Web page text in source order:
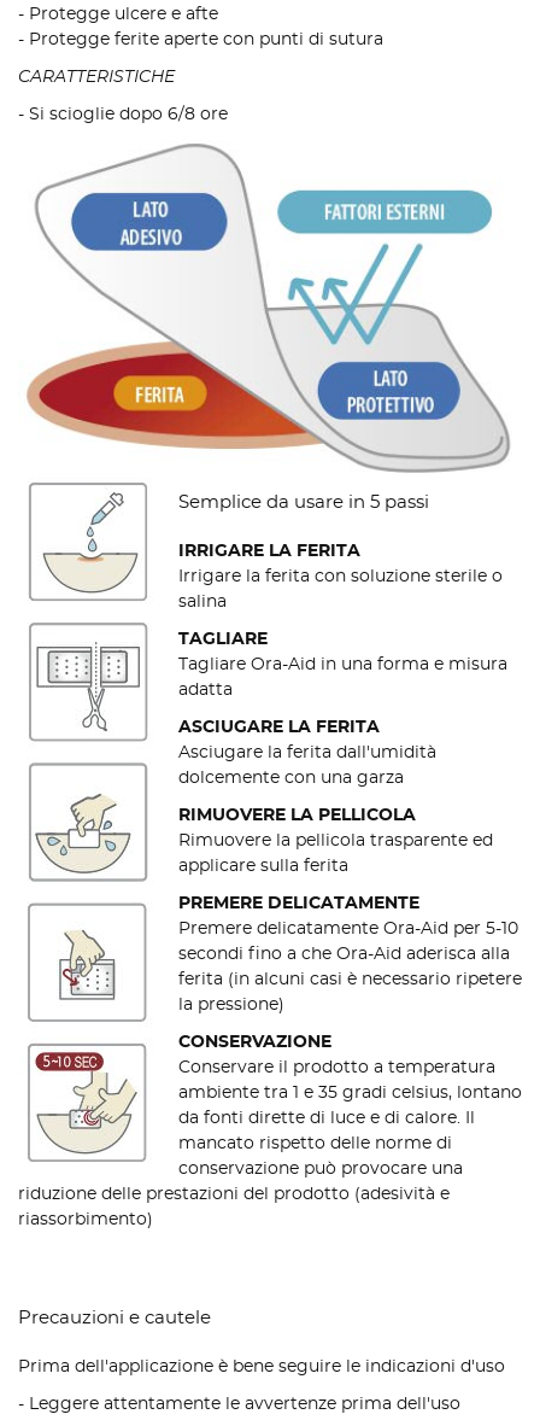
- Protegge ulcere e afte
- Protegge ferite aperte con punti di sutura
CARATTERISTICHE
- Si scioglie dopo 6/8 ore
Semplice da usare in 5 passi
IRRIGARE LA FERITA
Irrigare la ferita con soluzione sterile o
salina
TAGLIARE
Tagliare Ora-Aid in una forma e misura
adatta
ASCIUGARE LA FERITA
Asciugare la ferita dall'umidità
dolcemente con una garza
RIMUOVERE LA PELLICOLA
Rimuovere la pellicola trasparente ed
applicare sulla ferita
PREMERE DELICATAMENTE
Premere delicatamente Ora-Aid per 5-10
secondi fino a che Ora-Aid aderisca alla
ferita (in alcuni casi è necessario ripetere
la pressione)
CONSERVAZIONE
Conservare il prodotto a temperatura
ambiente tra 1 e 35 gradi celsius, lontano
da fonti dirette di luce e di calore. Il
mancato rispetto delle norme di
conservazione può provocare una
riduzione delle prestazioni del prodotto (adesività e
riassorbimento)
Precauzioni e cautele
Prima dell'applicazione è bene seguire le indicazioni d'uso
- Leggere attentamente le avvertenze prima dell'uso